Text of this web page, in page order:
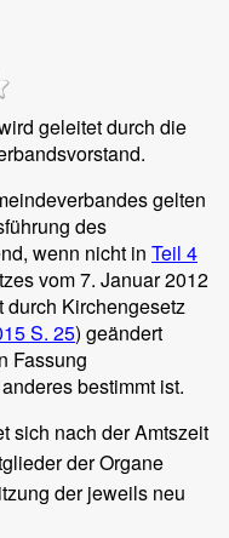
geleitet durch die
gelten
des
wenn nicht in Teil 4
vom 7. Januar 2012
durch Kirchengesetz
S. 25) geändert
Fassung
bestimmt ist.
sich nach der Amtszeit
der Organe
der jeweils neu